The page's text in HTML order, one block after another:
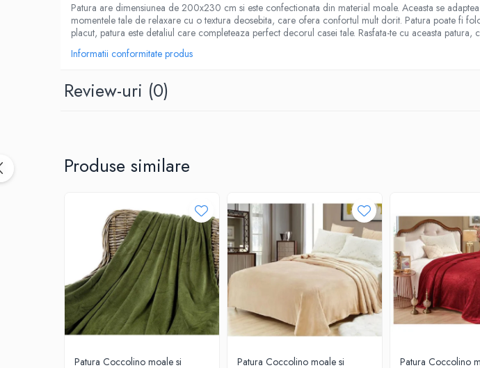
Patura are dimensiunea de 200x230 cm si este confectionata din material moale. Aceasta se
momentele tale de relaxare cu o textura deosebita, care ofera confortul mult dorit. Patura poate fi
placut, patura este detaliul care completeaza perfect decorul casei tale. Rasfata-te cu aceasta
Informatii conformitate produs
Review-uri (0)
Produse similare
Patura Coccolino moale si
Patura Coccolino moale si
Patura Coccolino